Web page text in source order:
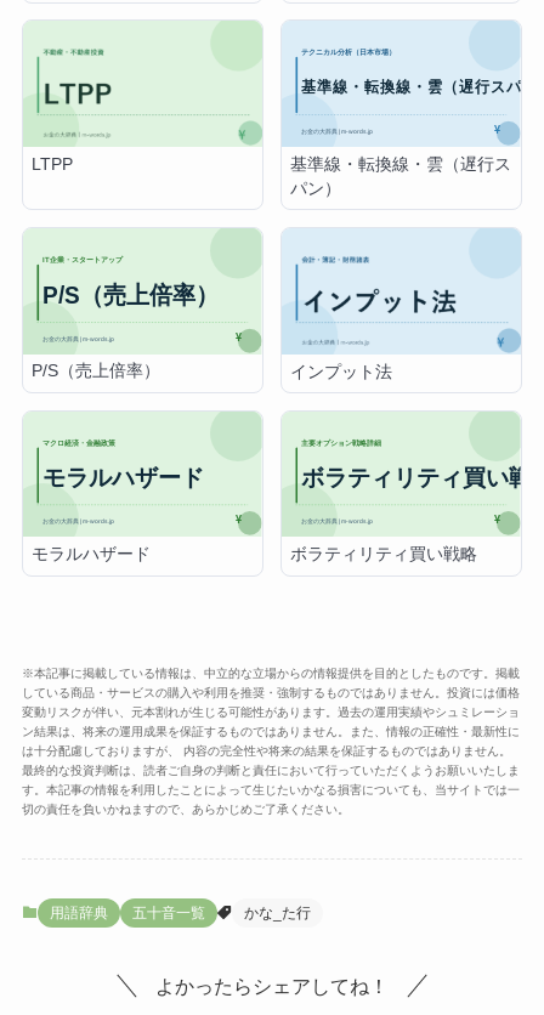
LTPP
基準線・転換線・雲（遅行ス
パン）
P/S（売上倍率） インプット法
モラルハザード ボラティリティ買い戦略
※本記事に掲載している情報は、中立的な立場からの情報提供を目的としたものです。掲載
している商品・サービスの購入や利用を推奨・強制するものではありません。投資には価格
変動リスクが伴い、元本割れが生じる可能性があります。過去の運用実績やシュミレーショ
ン結果は、将来の運用成果を保証するものではありません。また、情報の正確性・最新性に
は十分配慮しておりますが、 内容の完全性や将来の結果を保証するものではありません。
最終的な投資判断は、読者ご自身の判断と責任において行っていただくようお願いいたしま
す。本記事の情報を利用したことによって生じたいかなる損害についても、当サイトでは一
切の責任を負いかねますので、あらかじめご了承ください。
用語辞典 五十音一覧 かな_た行
よかったらシェアしてね！